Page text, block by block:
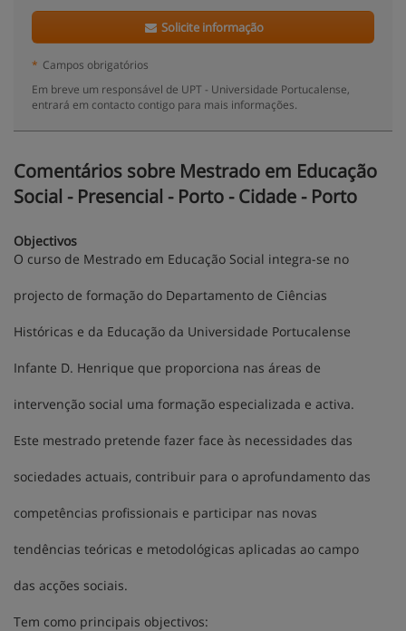
Solicite informação
* Campos obrigatórios
Em breve um responsável de UPT - Universidade Portucalense,
entrará em contacto contigo para mais informações.
Comentários sobre Mestrado em Educação
Social - Presencial - Porto - Cidade - Porto
Objectivos
O curso de Mestrado em Educação Social integra-se no
projecto de formação do Departamento de Ciências
Históricas e da Educação da Universidade Portucalense
Infante D. Henrique que proporciona nas áreas de
intervenção social uma formação especializada e activa.
Este mestrado pretende fazer face às necessidades das
sociedades actuais, contribuir para o aprofundamento das
competências profissionais e participar nas novas
tendências teóricas e metodológicas aplicadas ao campo
das acções sociais.
Tem como principais objectivos: